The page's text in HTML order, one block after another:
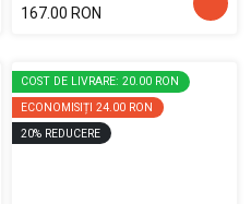
167.00 RON
COST DE LIVRARE: 20.00 RON
ECONOMISIȚI 24.00 RON
20% REDUCERE